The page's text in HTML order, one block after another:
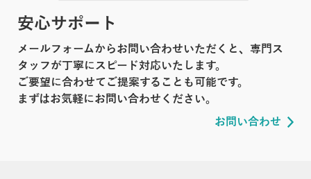
安心サポート
メールフォームからお問い合わせいただくと、専門ス
タッフが丁寧にスピード対応いたします。
ご要望に合わせてご提案することも可能です。
まずはお気軽にお問い合わせください。
お問い合わせ